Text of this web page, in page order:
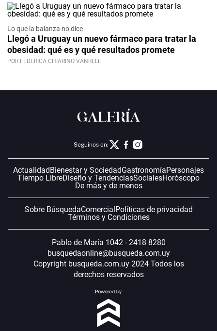
Lo que la balanza no dice
Llegó a Uruguay un nuevo fármaco para tratar la
obesidad: qué es y qué resultados promete
POR FEDERICA CHIARINO VANRELL
Seguinos en:
Actualidad Bienestar y SociedadGastronomíaPersonajes
Tiempo LibreDiseño y TendenciasSocialesHoróscopo
De más y de menos
Sobre BúsquedaComercial Políticas de privacidad
Términos y Condiciones
Pablo de María 1042 - 2418 8280
busquedaonline@busqueda.com.uy
Copyright busqueda.com.uy 2024 Todos los
derechos reservados